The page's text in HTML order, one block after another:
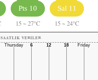
Pts 10
15 ~ 27°C
Sal 11
15 ~ 24°C
saatlik veriler